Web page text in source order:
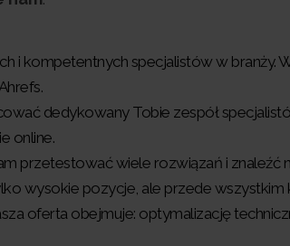
i kompetentnych specjalistów w branży.
dedykowany Tobie zespół
online.
przetestować wiele rozwiązań i znaleźć
wysokie pozycje, ale przede wszystkim
oferta obejmuje: optymalizację